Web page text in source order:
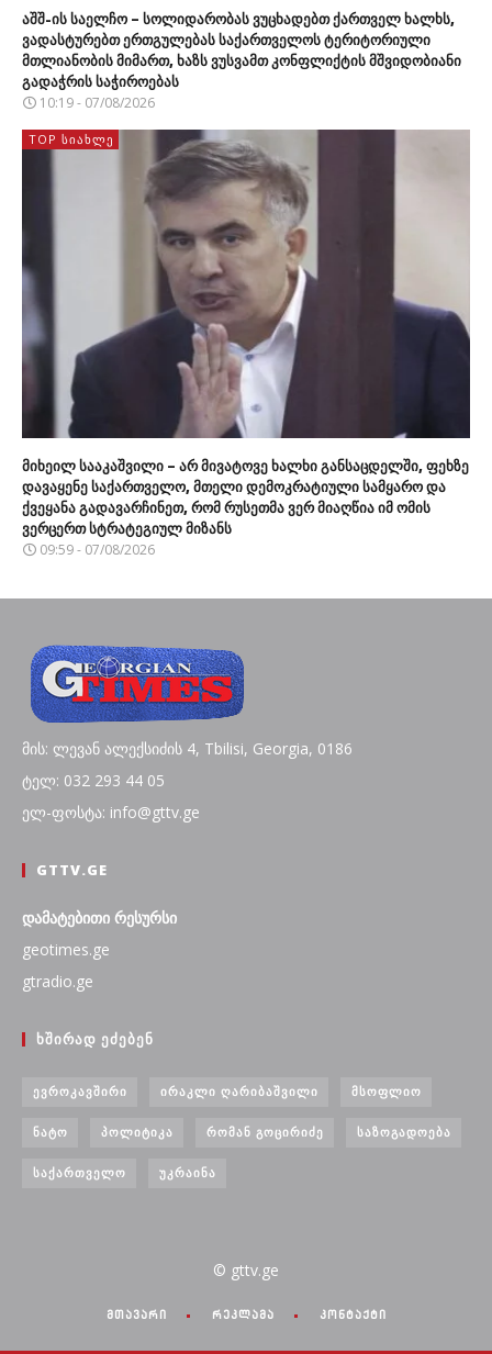
აშშ-ის საელჩო – სოლიდარობას ვუცხადებთ ქართველ ხალხს,
ვადასტურებთ ერთგულებას საქართველოს ტერიტორიული
მთლიანობის მიმართ, ხაზს ვუსვამთ კონფლიქტის მშვიდობიანი
გადაჭრის საჭიროებას
10:19 - 07/08/2026
TOP ᲡᲘᲐᲮᲚᲔ
მიხეილ სააკაშვილი – არ მივატოვე ხალხი განსაცდელში, ფეხზე
დავაყენე საქართველო, მთელი დემოკრატიული სამყარო და
ქვეყანა გადავარჩინეთ, რომ რუსეთმა ვერ მიაღწია იმ ომის
ვერცერთ სტრატეგიულ მიზანს
09:59 - 07/08/2026
მის: ლევან ალექსიძის 4, Tbilisi, Georgia, 0186
ტელ: 032 293 44 05
ელ-ფოსტა: info@gttv.ge
GTTV.GE
დამატებითი რესურსი
geotimes.ge
gtradio.ge
ᲮᲨᲘᲠᲐᲓ ᲔᲫᲔᲑᲔᲜ
ᲔᲕᲠᲝᲙᲐᲕᲨᲘᲠᲘ ᲘᲠᲐᲙᲚᲘ ᲦᲐᲠᲘᲑᲐᲨᲕᲘᲚᲘ ᲛᲡᲝᲤᲚᲘᲝ
ᲜᲐᲢᲝ ᲞᲝᲚᲘᲢᲘᲙᲐ ᲠᲝᲛᲐᲜ ᲒᲝᲪᲘᲠᲘᲫᲔ ᲡᲐᲖᲝᲒᲐᲓᲝᲔᲑᲐ
ᲡᲐᲥᲐᲠᲗᲕᲔᲚᲝ ᲣᲙᲠᲐᲘᲜᲐ
© gttv.ge
მთავარი რეკლამა კონტაქტი